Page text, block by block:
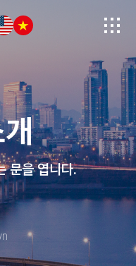
문을 엽니다.